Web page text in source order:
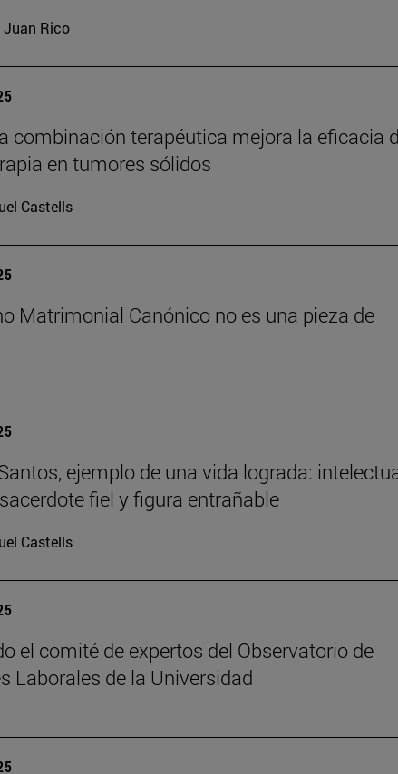
Juan Rico
combinación terapéutica mejora la eficacia
en tumores sólidos
Castells
Matrimonial Canónico no es una pieza de
ejemplo de una vida lograda:
fiel y figura entrañable
Castells
el comité de expertos del Observatorio de
Laborales de la Universidad